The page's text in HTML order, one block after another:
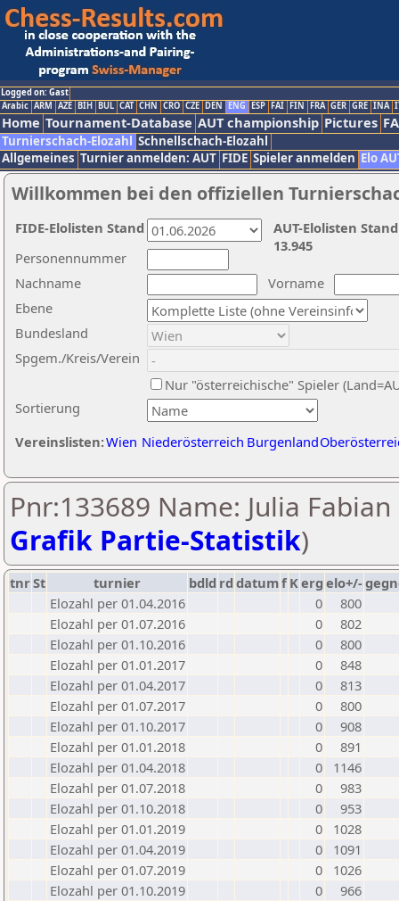
Logged on: Gast
Arabic ARM AZE BIH BUL CAT CHN CRO CZE DEN ENG ESP FAI FIN FRA GER GRE INA
Home Tournament-Database AUT championship Pictures
Turnierschach-Elozahl Schnellschach-Elozahl
Allgemeines Turnier anmelden: AUT FIDE Spieler anmelden Elo
Willkommen bei den offiziellen
Nachname
Vorname
Ebene
Sortierung
Personennummer
Bundesland
Spgem./Kreis/Verein
Nur "österreichische" Spieler
Vereinslisten:Wien Niederösterreich Burgenland
AUT-Elolisten
13.945
FIDE-Elolisten Stand
Pnr:133689 Name: Julia Fabian
Grafik Partie-Statistik)
tnrSt turnier bdld rd datumf Kerg elo+/-
Elozahl per 01.04.2016
0
800
Elozahl per 01.07.2016
0
802
Elozahl per 01.10.2016
0
800
Elozahl per 01.01.2017
0
848
Elozahl per 01.04.2017
0
813
Elozahl per 01.07.2017
0
800
Elozahl per 01.10.2017
0
908
Elozahl per 01.01.2018
0
891
Elozahl per 01.04.2018
0
1146
Elozahl per 01.07.2018
0
983
Elozahl per 01.10.2018
0
953
Elozahl per 01.01.2019
0
1028
Elozahl per 01.04.2019
0
1091
Elozahl per 01.07.2019
0
1026
Elozahl per 01.10.2019
0
966